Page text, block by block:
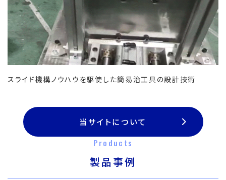
スライド機構ノウハウを駆使した簡易治工具の設計技術
当サイトについて
Products
製品事例